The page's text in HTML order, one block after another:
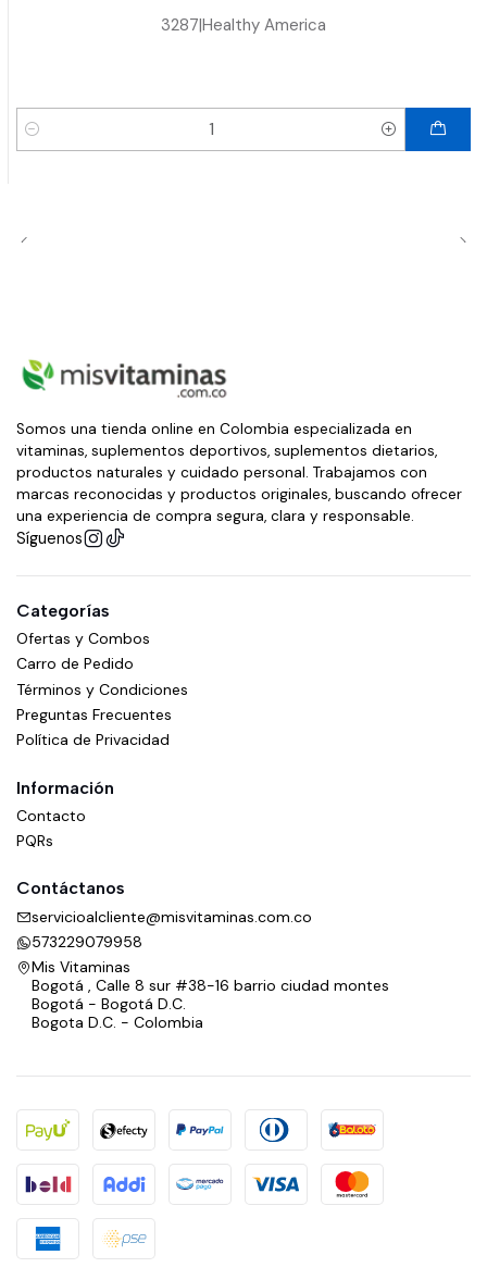
3287|Healthy America
Cantidad
Somos una tienda online en Colombia especializada en
vitaminas, suplementos deportivos, suplementos dietarios,
productos naturales y cuidado personal. Trabajamos con
marcas reconocidas y productos originales, buscando ofrecer
una experiencia de compra segura, clara y responsable.
Síguenos
Categorías
Ofertas y Combos
Carro de Pedido
Términos y Condiciones
Preguntas Frecuentes
Política de Privacidad
Información
Contacto
PQRs
Contáctanos
servicioalcliente@misvitaminas.com.co
573229079958
Mis Vitaminas
Bogotá , Calle 8 sur #38-16 barrio ciudad montes
Bogotá - Bogotá D.C.
Bogota D.C. - Colombia